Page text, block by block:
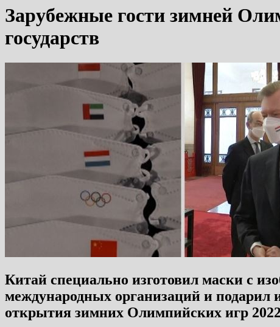
Зарубежные гости зимней
государств
Китай специально изготовил маски с
международных организаций и
открытия зимних Олимпийских игр